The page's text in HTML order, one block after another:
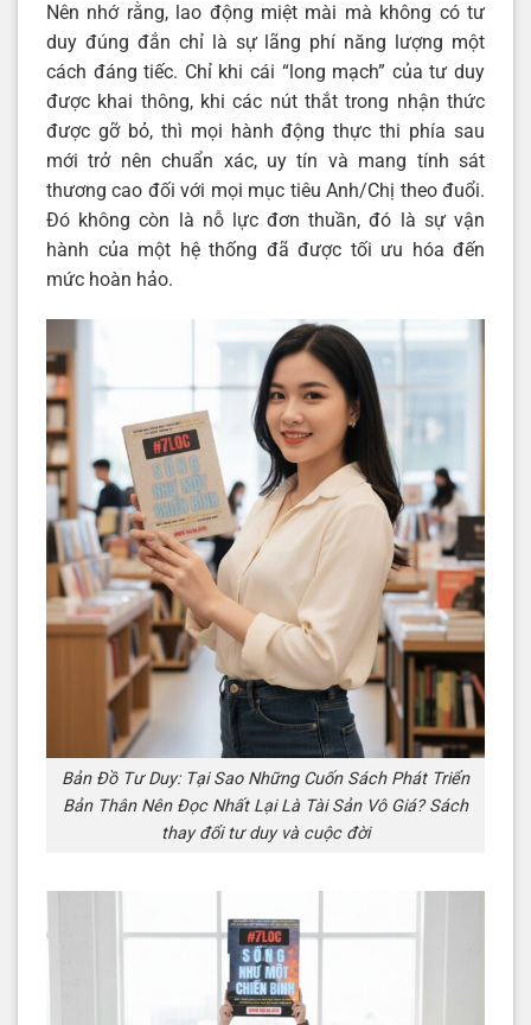
Nên nhớ rằng, lao động miệt mài mà không có tư
duy đúng đắn chỉ là sự lãng phí năng lượng một
cách đáng tiếc. Chỉ khi cái “long mạch” của tư duy
được khai thông, khi các nút thắt trong nhận thức
được gỡ bỏ, thì mọi hành động thực thi phía sau
mới trở nên chuẩn xác, uy tín và mang tính sát
thương cao đối với mọi mục tiêu Anh/Chị theo đuổi.
Đó không còn là nỗ lực đơn thuần, đó là sự vận
hành của một hệ thống đã được tối ưu hóa đến
mức hoàn hảo.
Bản Đồ Tư Duy: Tại Sao Những Cuốn Sách Phát Triển
Bản Thân Nên Đọc Nhất Lại Là Tài Sản Vô Giá? Sách
thay đổi tư duy và cuộc đời